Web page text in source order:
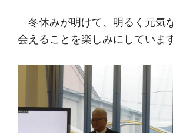
冬休みが明けて、明るく元気
会えることを楽しみにしています